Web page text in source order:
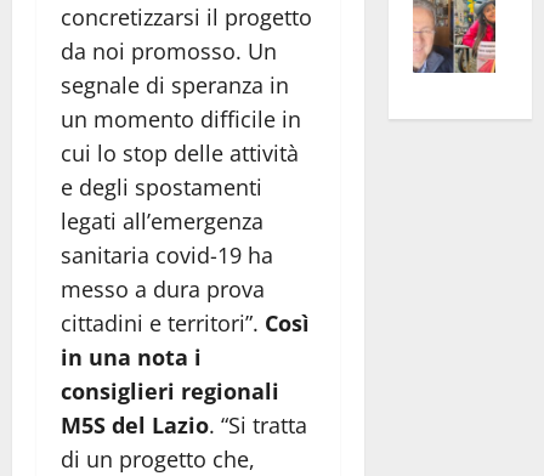
concretizzarsi il progetto
da noi promosso. Un
segnale di speranza in
un momento difficile in
cui lo stop delle attività
e degli spostamenti
legati all’emergenza
sanitaria covid-19 ha
messo a dura prova
cittadini e territori”. Così
in una nota i
consiglieri regionali
M5S del Lazio. “Si tratta
di un progetto che,
euro